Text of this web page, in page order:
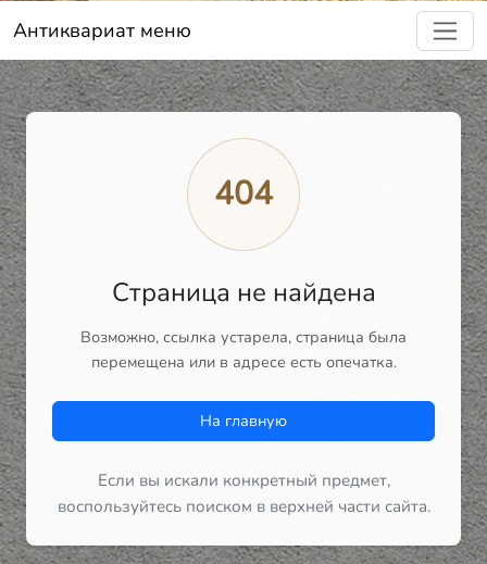
Антиквариат меню
404
Страница не найдена
Возможно, ссылка устарела, страница была
перемещена или в адресе есть опечатка.
На главную
Если вы искали конкретный предмет,
воспользуйтесь поиском в верхней части сайта.